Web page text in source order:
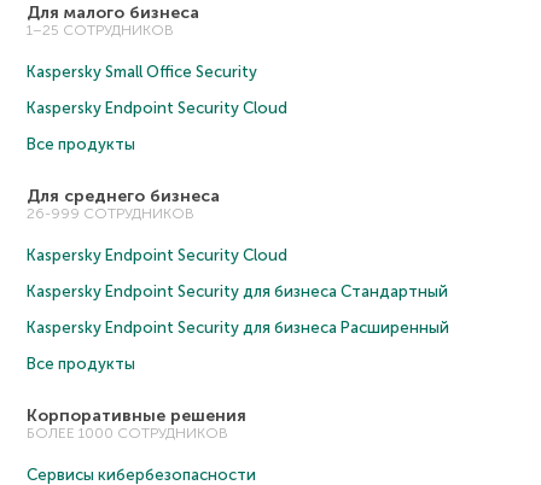
Для малого бизнеса
1–25 СОТРУДНИКОВ
Kaspersky Small Office Security
Kaspersky Endpoint Security Cloud
Все продукты
Для среднего бизнеса
26-999 СОТРУДНИКОВ
Kaspersky Endpoint Security Cloud
Kaspersky Endpoint Security для бизнеса Cтандартный
Kaspersky Endpoint Security для бизнеса Расширенный
Все продукты
Корпоративные решения
БОЛЕЕ 1000 СОТРУДНИКОВ
Сервисы кибербезопасности